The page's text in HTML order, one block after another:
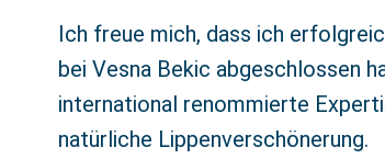
Ich freue mich, dass ich
bei Vesna Bekic abgeschlossen
international renommierte
natürliche Lippenverschönerung.